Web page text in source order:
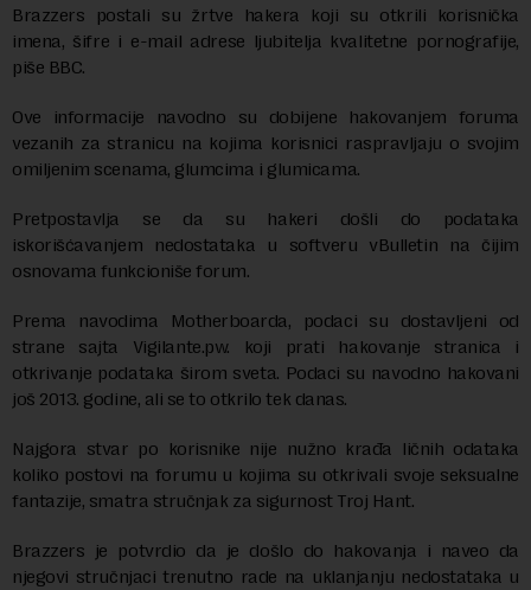
Brazzers postali su žrtve hakera koji su otkrili korisnička
imena, šifre i e-mail adrese ljubitelja kvalitetne pornografije,
piše BBC.
Ove informacije navodno su dobijene hakovanjem foruma
vezanih za stranicu na kojima korisnici raspravljaju o svojim
omiljenim scenama, glumcima i glumicama.
Pretpostavlja se da su hakeri došli do podataka
iskorišćavanjem nedostataka u softveru vBulletin na čijim
osnovama funkcioniše forum.
Prema navodima Motherboarda, podaci su dostavljeni od
strane sajta Vigilante.pw. koji prati hakovanje stranica i
otkrivanje podataka širom sveta. Podaci su navodno hakovani
još 2013. godine, ali se to otkrilo tek danas.
Najgora stvar po korisnike nije nužno krađa ličnih odataka
koliko postovi na forumu u kojima su otkrivali svoje seksualne
fantazije, smatra stručnjak za sigurnost Troj Hant.
Brazzers je potvrdio da je došlo do hakovanja i naveo da
njegovi stručnjaci trenutno rade na uklanjanju nedostataka u